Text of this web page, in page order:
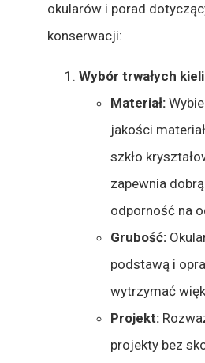
okularów i porad
konserwacji:
Wybór trwałych
Materiał:
jakości
szkło
zapewnia
odporność na
Grubość:
podstawą i
wytrzymać
Projekt:
projekty bez